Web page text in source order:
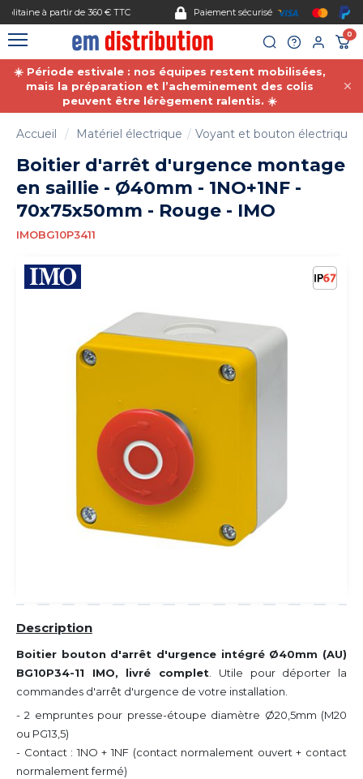
Paiement sécurisé
0
☀️ Période estivale : nos équipes restent mobilisées,
mais la préparation et l’acheminement des colis
peuvent être lérègement ralentis. ☀️
Accueil Matériel électrique Voyant et bouton électrique
Boitier d'arrêt d'urgence montage
en saillie - Ø40mm - 1NO+1NF -
70x75x50mm - Rouge - IMO
IMOBG10P3411
Description
Boitier bouton d'arrêt d'urgence intégré Ø40mm (AU)
BG10P34-11 IMO, livré complet . Utile pour déporter la
commandes d'arrêt d'urgence de votre installation.
- 2 empruntes pour presse-étoupe diamètre Ø20,5mm (M20
ou PG13,5)
- Contact : 1NO + 1NF (contact normalement ouvert + contact
normalement fermé)
Gestion des cookies